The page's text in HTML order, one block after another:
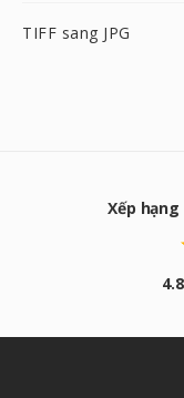
TIFF sang JPG
Xếp
4.8